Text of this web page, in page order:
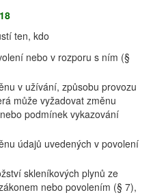
ten, kdo
nebo v rozporu s ním (§
v užívání, způsobu provozu
může vyžadovat změnu
podmínek vykazování
údajů uvedených v povolení
skleníkových plynů ze
nebo povolením (§ 7),